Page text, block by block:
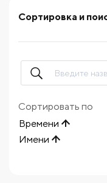
Сортировка и
Сортировать по
Времени
Имени